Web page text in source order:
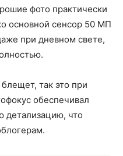
фото практически
основной сенсор 50 МП
при дневном свете,
так это при
обеспечивал
детализацию, что